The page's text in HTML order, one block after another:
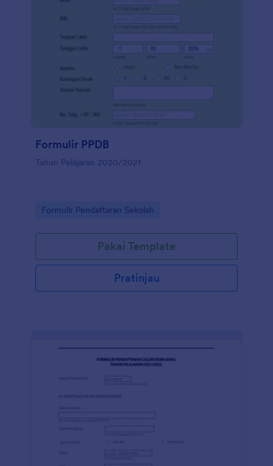
Formulir PPDB
Tahun Pelajaran 2020/2021
Go to Category:
Formulir Pendaftaran Sekolah
Pakai Template
Pratinjau